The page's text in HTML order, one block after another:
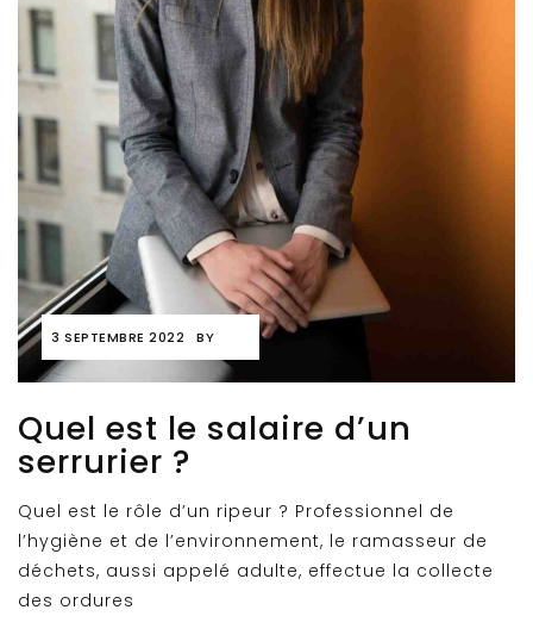
3 SEPTEMBRE 2022 BY
Quel est le salaire d’un
serrurier ?
Quel est le rôle d’un ripeur ? Professionnel de
l’hygiène et de l’environnement, le ramasseur de
déchets, aussi appelé adulte, effectue la collecte
des ordures